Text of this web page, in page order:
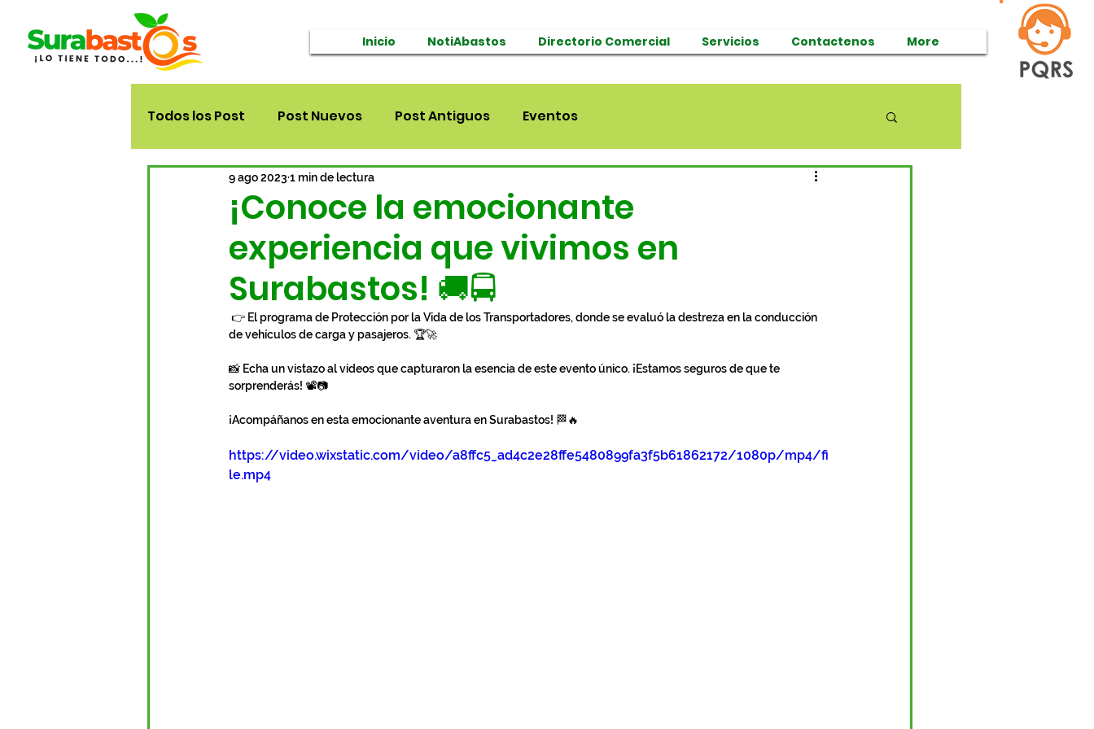
Inicio NotiAbastos Directorio Comercial Servicios Contactenos More
Todos los Post Post Nuevos Post Antiguos Eventos
¡Conoce la emocionante
experiencia que vivimos en
Surabastos! 🚚🚍
9 ago 2023 1 min de lectura
de vehículos de carga y pasajeros. 🏆🚀
📸 Echa un vistazo al videos que capturaron la esencia de este evento único. ¡Estamos seguros de que te
sorprenderás! 📽️📷
¡Acompáñanos en esta emocionante aventura en Surabastos! 🏁🔥
https://video.wixstatic.com/video/a8ffc5_ad4c2e28ffe5480899fa3f5b61862172/1080p/mp4/fi
le.mp4